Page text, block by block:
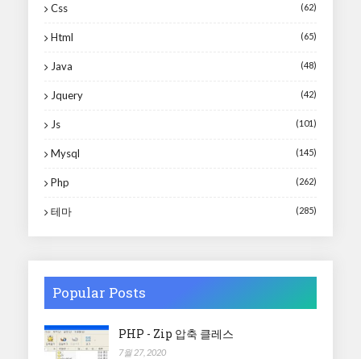
Css (62)
Html (65)
Java (48)
Jquery (42)
Js (101)
Mysql (145)
Php (262)
테마 (285)
Popular Posts
PHP - Zip 압축 클레스
7월 27, 2020